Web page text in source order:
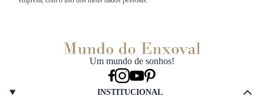
Um mundo de sonhos!
INSTITUCIONAL